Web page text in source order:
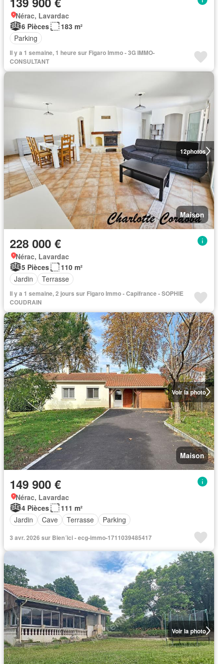
Nérac, Lavardac
6 Pièces
183 m²
Parking
Il y a 1 semaine, 1 heure sur Figaro Immo - 3G IMMO-
CONSULTANT
12photos
Maison
228 000 €
Nérac, Lavardac
5 Pièces
110 m²
Jardin
Terrasse
Il y a 1 semaine, 2 jours sur Figaro Immo - Capifrance - SOPHIE
COUDRAIN
Voir la photo
Maison
149 900 €
Nérac, Lavardac
4 Pièces
111 m²
Jardin
Cave Terrasse Parking
3 avr. 2026 sur Bien´ici - ecg-immo-1711039485417
Voir la photo